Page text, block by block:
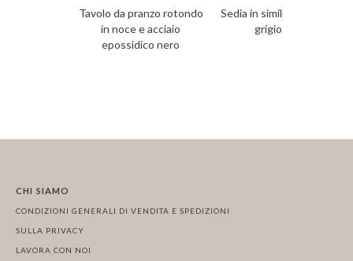
Tavolo da pranzo rotondo
in noce e acciaio
epossidico nero
Sedia in similpelle crema e
grigio scuro
CHI SIAMO
CONDIZIONI GENERALI DI VENDITA E SPEDIZIONI
SULLA PRIVACY
LAVORA CON NOI